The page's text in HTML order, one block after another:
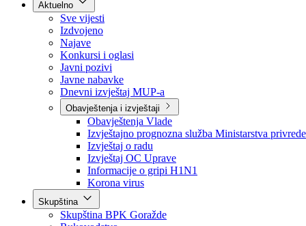
Aktuelno
Sve vijesti
Izdvojeno
Najave
Konkursi i oglasi
Javni pozivi
Javne nabavke
Dnevni izvještaj MUP-a
Obavještenja i izvještaji
Obavještenja Vlade
Izvještajno prognozna služba Ministarstva privrede
Izvještaj o radu
Izvještaj OC Uprave
Informacije o gripi H1N1
Korona virus